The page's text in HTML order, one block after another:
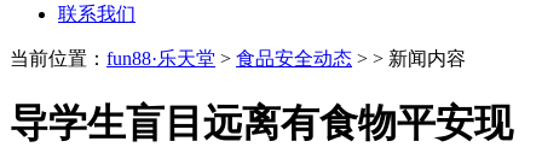
联系我们
当前位置： fun88·乐天堂 > 食品安全动态 > > 新闻内容
导学生盲目远离有食物平安现